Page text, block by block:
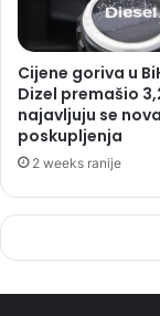
Cijene goriva u
Dizel premašio
najavljuju se nova
poskupljenja
2 weeks ranije